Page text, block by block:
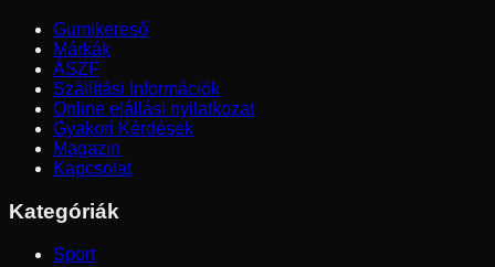
Gumikereső
Márkák
ÁSZF
Szállítási Információk
Online elállási nyilatkozat
Gyakori Kérdések
Magazin
Kapcsolat
Kategóriák
Sport